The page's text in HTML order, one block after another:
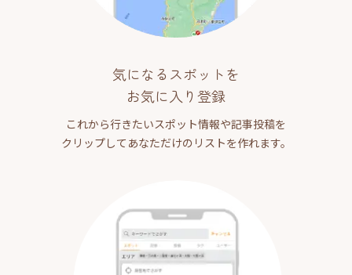
気になるスポットを
お気に入り登録
これから行きたいスポット情報や記事投稿を
クリップしてあなただけのリストを作れます。